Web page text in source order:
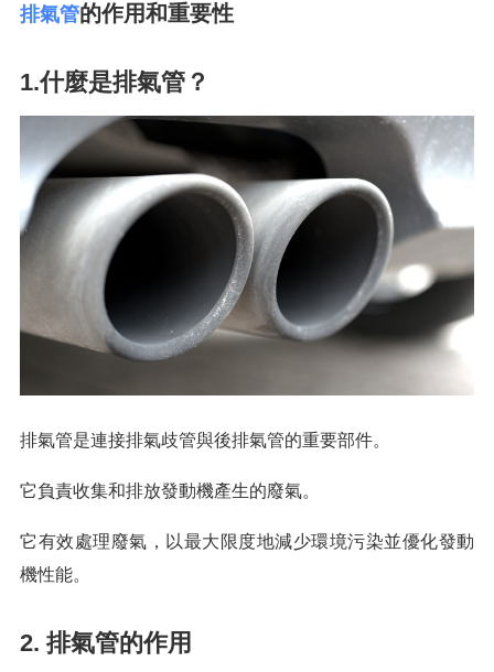
排氣管的作用和重要性
1.什麼是排氣管？
排氣管是連接排氣歧管與後排氣管的重要部件。
它負責收集和排放發動機產生的廢氣。
它有效處理廢氣，以最大限度地減少環境污染並優化發動
機性能。
2. 排氣管的作用